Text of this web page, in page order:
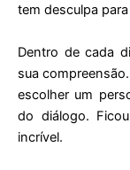
tem desculpa
Dentro de cada
sua
escolher um
do diálogo.
incrível.